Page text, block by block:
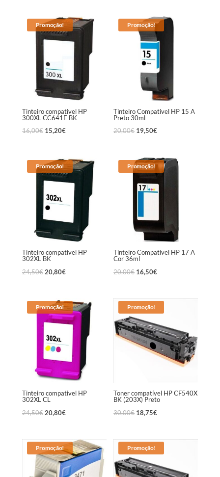
Promoção!
Tinteiro compativel HP
300XL CC641E BK
16,00€ 15,20€
Promoção!
Tinteiro Compativel HP 15 A
Preto 30ml
20,00€ 19,50€
Promoção!
Tinteiro compativel HP
302XL BK
24,50€ 20,80€
Promoção!
Tinteiro Compativel HP 17 A
Cor 36ml
20,00€ 16,50€
Promoção!
Tinteiro compativel HP
302XL CL
24,50€ 20,80€
Promoção!
Toner compatível HP CF540X
BK (203X) Preto
30,00€ 18,75€
Promoção! Promoção!